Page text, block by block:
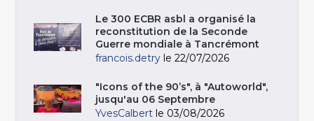
Le 300 ECBR asbl a organisé la
reconstitution de la Seconde
Guerre mondiale à Tancrémont
francois.detry le 22/07/2026
"Icons of the 90’s", à "Autoworld",
jusqu'au 06 Septembre
YvesCalbert le 03/08/2026